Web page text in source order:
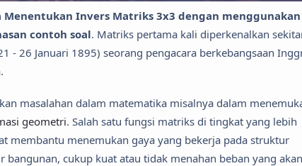
Menentukan Invers Matriks 3x3 dengan menggunakan
contoh soal. Matriks pertama kali diperkenalkan
- 26 Januari 1895) seorang pengacara berkebangsaan
masalahan dalam matematika misalnya dalam
geometri. Salah satu fungsi matriks di tingkat yang lebih
membantu menemukan gaya yang bekerja pada struktur
cukup kuat atau tidak menahan beban yang